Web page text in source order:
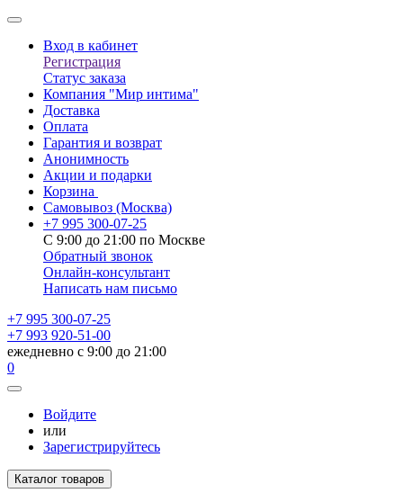
Вход в кабинет
Регистрация
Статус заказа
Компания "Мир интима"
Доставка
Оплата
Гарантия и возврат
Анонимность
Акции и подарки
Корзина
Самовывоз (Москва)
+7 995 300-07-25
С 9:00 до 21:00 по Москве
Обратный звонок
Онлайн-консультант
Написать нам письмо
+7 995 300-07-25
+7 993 920-51-00
ежедневно с 9:00 до 21:00
0
Войдите
или
Зарегистрируйтесь
Каталог товаров